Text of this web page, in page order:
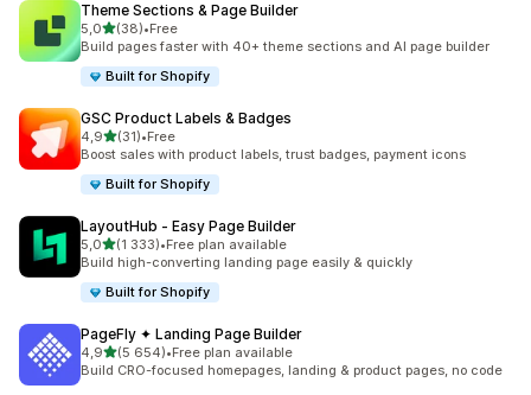
Theme Sections & Page Builder
5,0/ 5 tähteä
(38)
38 arvostelua yhteensä
•Free
Build pages faster with 40+ theme sections and AI page builder
Built for Shopify
GSC Product Labels & Badges
4,9/ 5 tähteä
(31)
31 arvostelua yhteensä
•Free
Boost sales with product labels, trust badges, payment icons
Built for Shopify
LayoutHub ‑ Easy Page Builder
5,0/ 5 tähteä
(1 333)
1333 arvostelua yhteensä
•Free plan available
Build high-converting landing page easily & quickly
Built for Shopify
PageFly ✦ Landing Page Builder
4,9/ 5 tähteä
(5 654)
5654 arvostelua yhteensä
•Free plan available
Build CRO-focused homepages, landing & product pages, no code